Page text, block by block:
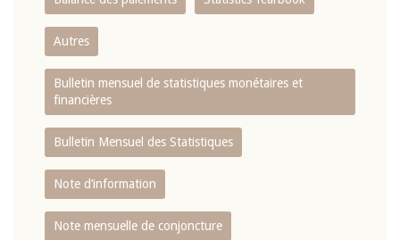
Autres
Bulletin mensuel de statistiques monétaires et
financières
Bulletin Mensuel des Statistiques
Note d’information
Note mensuelle de conjoncture